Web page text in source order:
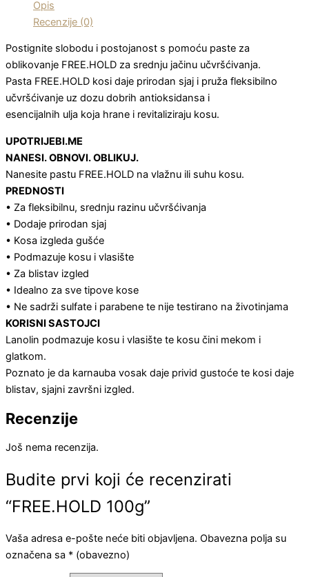
Opis
Recenzije (0)
Postignite slobodu i postojanost s pomoću paste za
oblikovanje FREE.HOLD za srednju jačinu učvršćivanja.
Pasta FREE.HOLD kosi daje prirodan sjaj i pruža fleksibilno
učvršćivanje uz dozu dobrih antioksidansa i
esencijalnih ulja koja hrane i revitaliziraju kosu.
UPOTRIJEBI.ME
NANESI. OBNOVI. OBLIKUJ.
Nanesite pastu FREE.HOLD na vlažnu ili suhu kosu.
PREDNOSTI
• Za fleksibilnu, srednju razinu učvršćivanja
• Dodaje prirodan sjaj
• Kosa izgleda gušće
• Podmazuje kosu i vlasište
• Za blistav izgled
• Idealno za sve tipove kose
• Ne sadrži sulfate i parabene te nije testirano na životinjama
KORISNI SASTOJCI
Lanolin podmazuje kosu i vlasište te kosu čini mekom i
glatkom.
Poznato je da karnauba vosak daje privid gustoće te kosi daje
blistav, sjajni završni izgled.
Recenzije
Još nema recenzija.
Budite prvi koji će recenzirati
“FREE.HOLD 100g”
Vaša adresa e-pošte neće biti objavljena. Obavezna polja su
označena sa * (obavezno)